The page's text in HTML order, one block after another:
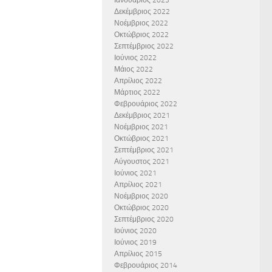
Δεκέμβριος 2022
Νοέμβριος 2022
Οκτώβριος 2022
Σεπτέμβριος 2022
Ιούνιος 2022
Μάιος 2022
Απρίλιος 2022
Μάρτιος 2022
Φεβρουάριος 2022
Δεκέμβριος 2021
Νοέμβριος 2021
Οκτώβριος 2021
Σεπτέμβριος 2021
Αύγουστος 2021
Ιούνιος 2021
Απρίλιος 2021
Νοέμβριος 2020
Οκτώβριος 2020
Σεπτέμβριος 2020
Ιούνιος 2020
Ιούνιος 2019
Απρίλιος 2015
Φεβρουάριος 2014